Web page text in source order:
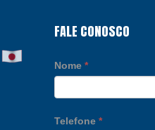
FALE CONOSCO
Nome *
Telefone *